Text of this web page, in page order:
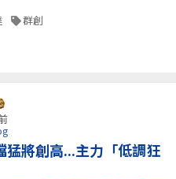
群創
將創高...主力「低調狂